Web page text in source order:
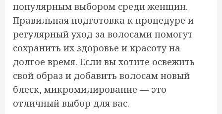
популярным выбором среди женщин.
Правильная подготовка к процедуре и
регулярный уход за волосами помогут
сохранить их здоровье и красоту на
долгое время. Если вы хотите освежить
свой образ и добавить волосам новый
блеск, микромилирование — это
отличный выбор для вас.